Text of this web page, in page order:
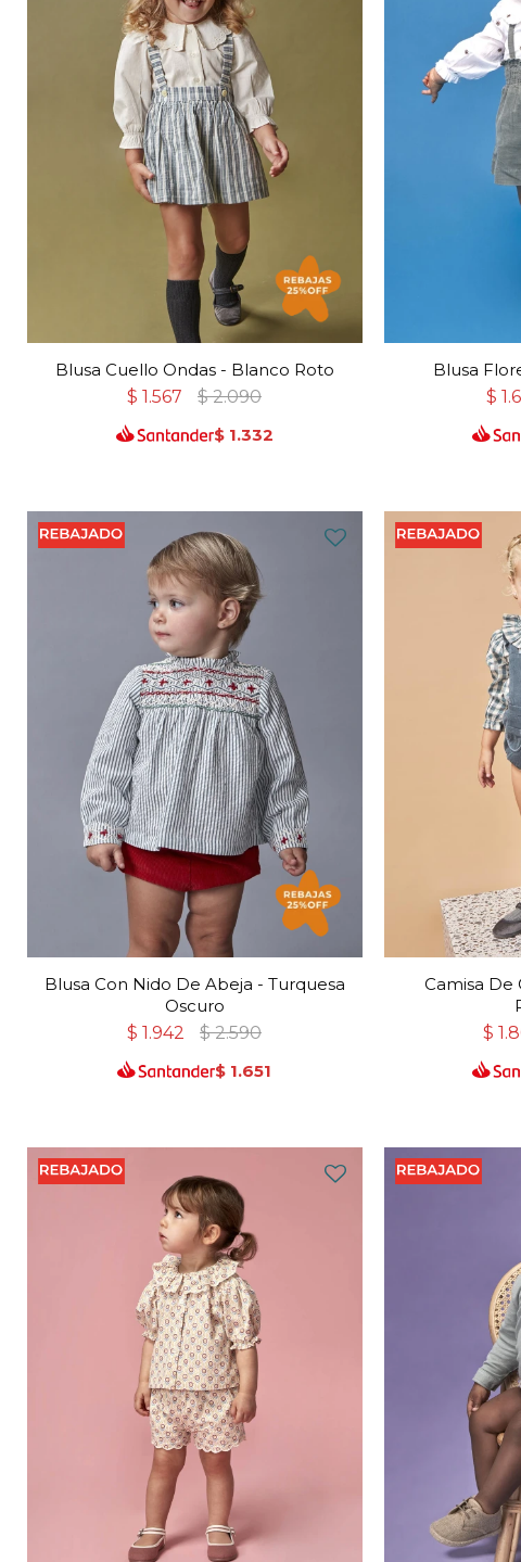
Blusa Cuello Ondas - Blanco Roto
$ 1.567 $ 2.090
$ 1.332
Blusa
$
Blusa Con Nido De Abeja - Turquesa
Oscuro
$ 1.942 $ 2.590
$ 1.651
Camisa De
$